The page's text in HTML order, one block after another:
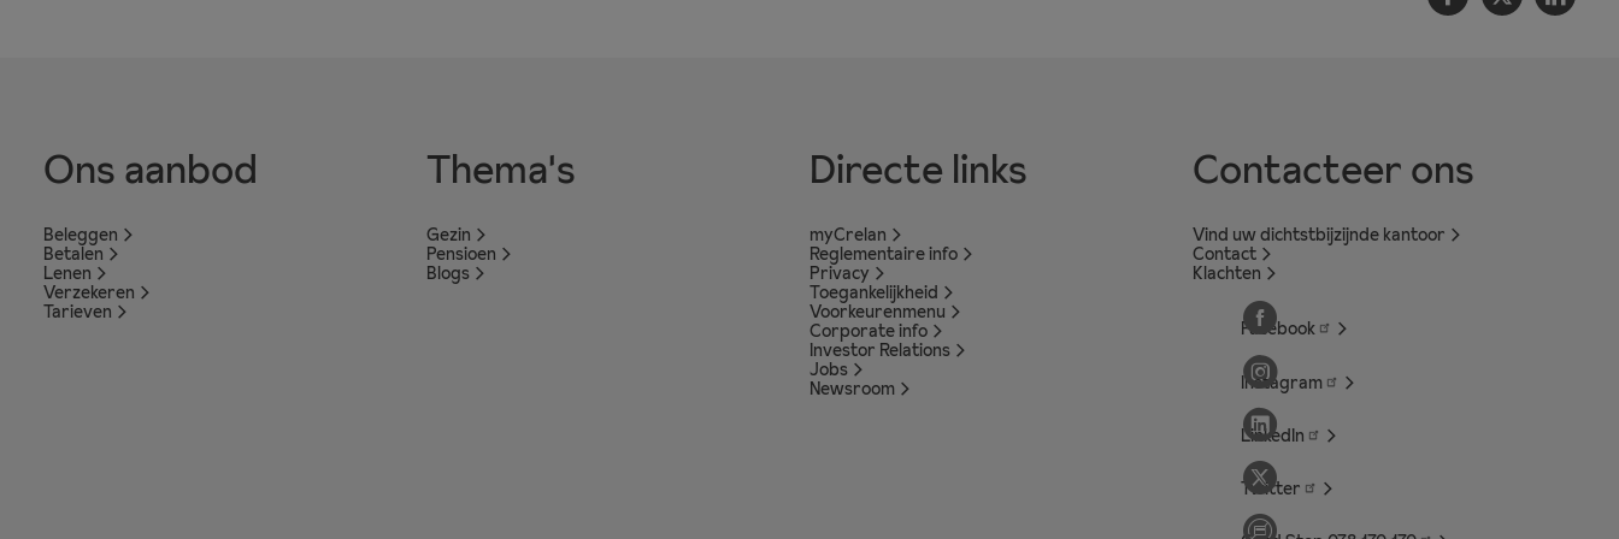
Ons aanbod
Beleggen
Betalen
Lenen
Verzekeren
Tarieven
Thema's
Gezin
Pensioen
Blogs
Directe links
myCrelan
Reglementaire info
Privacy
Toegankelijkheid
Voorkeurenmenu
Corporate info
Investor Relations
Jobs
Newsroom
Contacteer ons
Vind uw dichtstbijzijnde kantoor
Contact
Klachten
Facebook
Instagram
LinkedIn
Twitter